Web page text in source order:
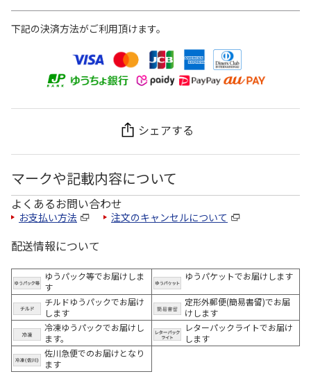
下記の決済方法がご利用頂けます。
シェアする
マークや記載内容について
よくあるお問い合わせ
お支払い方法 注文のキャンセルについて
配送情報について
ゆうパック等でお届けしま
す
ゆうパケットでお届けします
チルドゆうパックでお届け
します
定形外郵便(簡易書留)でお届
けします
冷凍ゆうパックでお届けし
ます。
レターパックライトでお届け
します
佐川急便でのお届けとなり
ます